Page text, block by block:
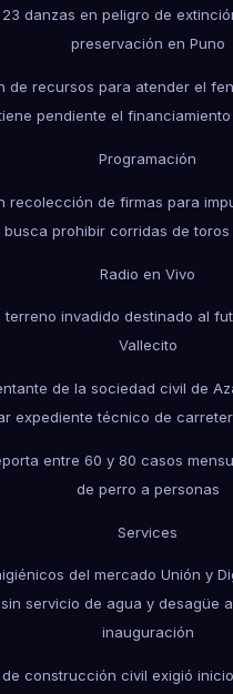
danzas en peligro de
preservación en Puno
de recursos para atender el
pendiente el
Programación
recolección de firmas para
busca prohibir corridas de toros
Radio en Vivo
terreno invadido destinado al
Vallecito
de la sociedad civil de
expediente técnico de
entre 60 y 80 casos
de perro a personas
Services
del mercado Unión y
servicio de agua y desagüe
inauguración
construcción civil exigió